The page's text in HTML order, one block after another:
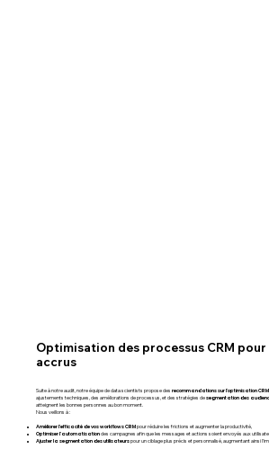
Optimisation des processus CRM
accrus
Suite à notre audit, notre équipe de data scientists propose des recommandations sur l'optimisation CRM
ajustements techniques, des améliorations de processus, et des stratégies desegmentation des
atteignent les bonnes personnes au bon moment.
Nous veillons à :
Améliorer l'efficacité de vos workflows CRMpour réduire les frictions et augmenter la productivité,
Optimiser l'automatisationdes campagnes afin que les messages et actions soient envoyés aux
Ajuster la segmentation des utilisateurspour un ciblage plus précis et personnalisé, augmentant ainsi